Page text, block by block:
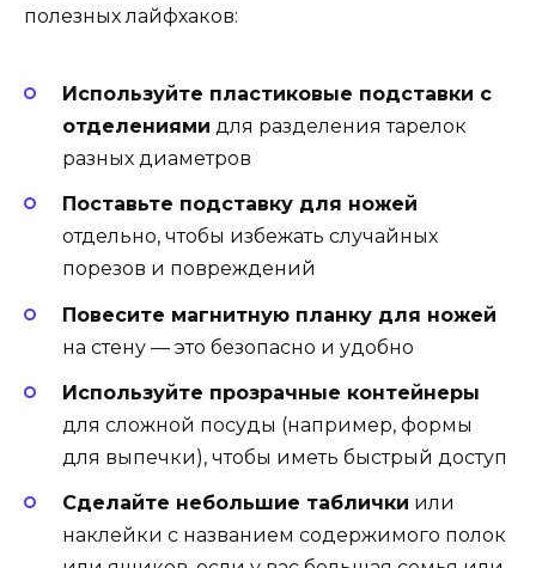
полезных лайфхаков:
Используйте пластиковые подставки с
отделениями для разделения тарелок
разных диаметров
Поставьте подставку для ножей
отдельно, чтобы избежать случайных
порезов и повреждений
Повесите магнитную планку для ножей
на стену — это безопасно и удобно
Используйте прозрачные контейнеры
для сложной посуды (например, формы
для выпечки), чтобы иметь быстрый доступ
Сделайте небольшие таблички или
наклейки с названием содержимого полок